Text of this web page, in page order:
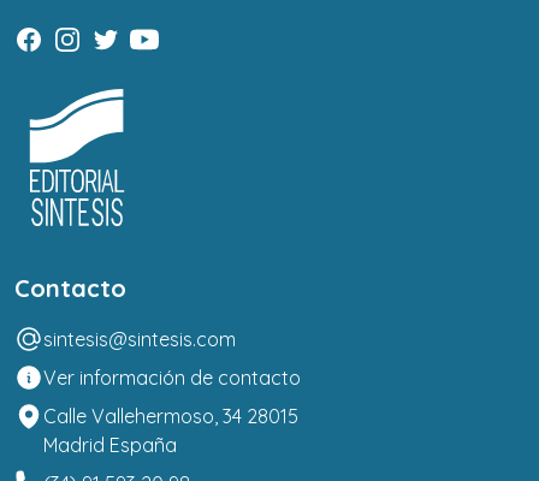
Contacto
sintesis@sintesis.com
Ver información de contacto
Calle Vallehermoso, 34 28015
Madrid España